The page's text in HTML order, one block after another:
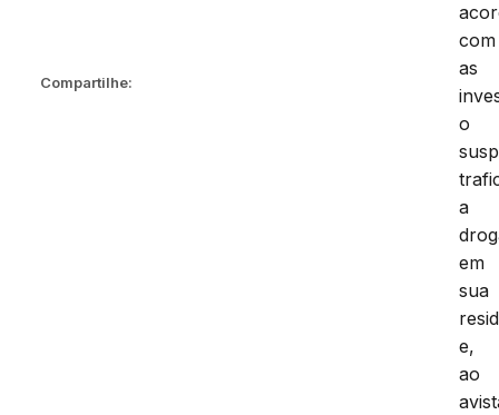
Compartilhe:
com
as
o
a
em
sua
e,
ao